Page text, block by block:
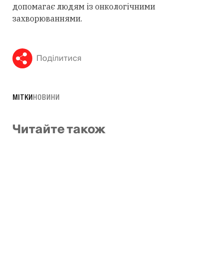
допомагає людям із онкологічними
захворюваннями.
Поділитися
МІТКИНОВИНИ
Читайте також